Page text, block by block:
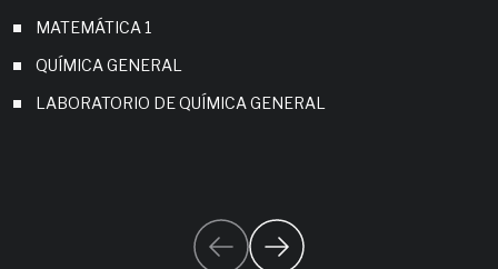
MATEMÁTICA 1
QUÍMICA GENERAL
LABORATORIO DE QUÍMICA GENERAL